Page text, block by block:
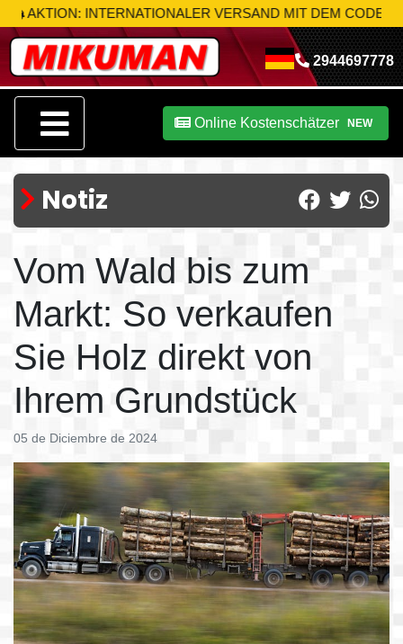
INTERNATIONALER VERSAND MIT DEM CODEMIK-S10
2944697778
Online Kostenschätzer NEW
Notiz
Vom Wald bis zum
Markt: So verkaufen
Sie Holz direkt von
Ihrem Grundstück
05 de Diciembre de 2024